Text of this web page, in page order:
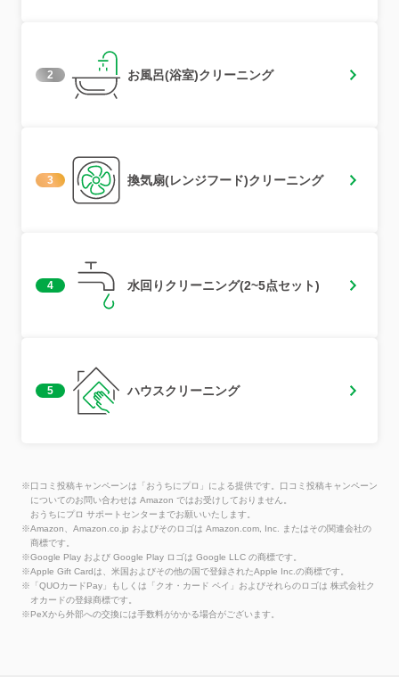
2 お風呂(浴室)クリーニング
3 換気扇(レンジフード)クリーニング
4 水回りクリーニング(2~5点セット)
5 ハウスクリーニング
※口コミ投稿キャンペーンは「おうちにプロ」による提供です。口コミ投稿キャンペーン
についてのお問い合わせは Amazon ではお受けしておりません。
おうちにプロ サポートセンターまでお願いいたします。
※Amazon、Amazon.co.jp およびそのロゴは Amazon.com, Inc. またはその関連会社の
商標です。
※Google Play および Google Play ロゴは Google LLC の商標です。
※Apple Gift Cardは、米国およびその他の国で登録されたApple Inc.の商標です。
※「QUOカードPay」もしくは「クオ・カード ペイ」およびそれらのロゴは 株式会社ク
オカードの登録商標です。
※PeXから外部への交換には手数料がかかる場合がございます。